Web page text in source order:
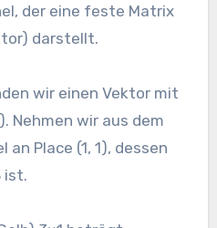
der eine feste Matrix
darstellt.
wir einen Vektor mit
Nehmen wir aus dem
an Place (1, 1), dessen
ist.